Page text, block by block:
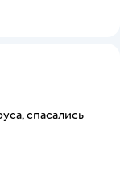
спасались